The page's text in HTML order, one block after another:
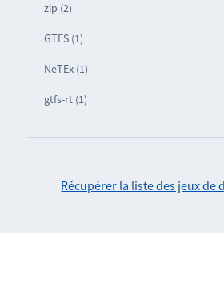
zip (2)
GTFS (1)
NeTEx (1)
gtfs-rt (1)
Récupérer la liste des jeux de